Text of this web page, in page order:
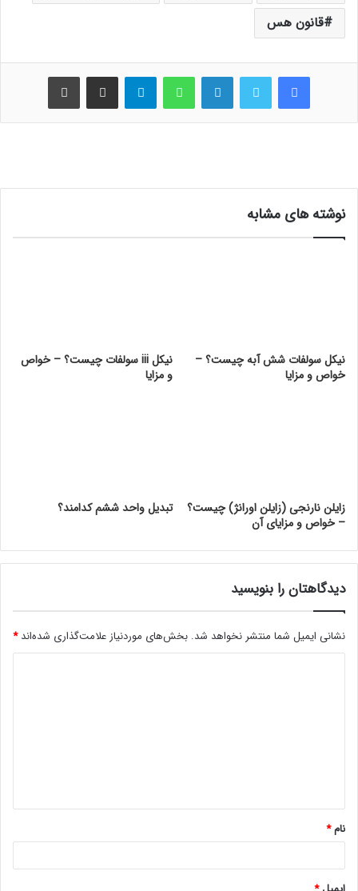
قانون هس
فیس بوک لینکدین واتس آپ اشتراک گذاری از طریق ایمیل
نوشته های مشابه
نیکل سولفات شش آبه چیست؟ –
خواص و مزایا
نیکل iii سولفات چیست؟ – خواص
و مزایا
زایلن نارنجی (زایلن اورانژ) چیست؟
– خواص و مزایای آن
تبدیل واحد ششم کدامند؟
دیدگاهتان را بنویسید
نشانی ایمیل شما منتشر نخواهد شد. بخش‌های موردنیاز علامت‌گذاری شده‌اند*
*
نام*